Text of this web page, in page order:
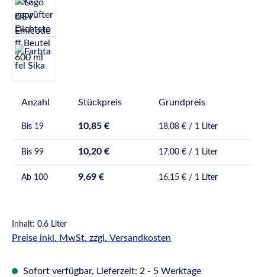
Anzahl Stückpreis Grundpreis
Bis 19 10,85 € 18,08 € / 1 Liter
Bis 99 10,20 € 17,00 € / 1 Liter
Ab 100 9,69 € 16,15 € / 1 Liter
Inhalt: 0.6 Liter
Preise inkl. MwSt. zzgl. Versandkosten
Sofort verfügbar, Lieferzeit: 2 - 5 Werktage